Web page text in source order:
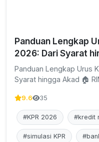
Panduan Lengkap
2026: Dari Syarat
Panduan Lengkap Urus
Syarat hingga Akad 🏠
9.6 35
#KPR 2026 #kredit
#simulasi KPR